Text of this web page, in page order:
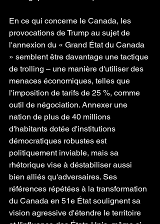
En ce qui concerne le Canada, les
provocations de Trump au sujet de
l'annexion du « Grand État du Canada
» semblent être davantage une tactique
de trolling – une manière d'utiliser des
menaces économiques, telles que
l'imposition de tarifs de 25 %, comme
outil de négociation. Annexer une
nation de plus de 40 millions
d'habitants dotée d'institutions
démocratiques robustes est
politiquement inviable, mais sa
rhétorique vise à déstabiliser aussi
bien alliés qu'adversaires. Ses
références répétées à la transformation
du Canada en 51e État soulignent sa
vision agressive d'étendre le territoire